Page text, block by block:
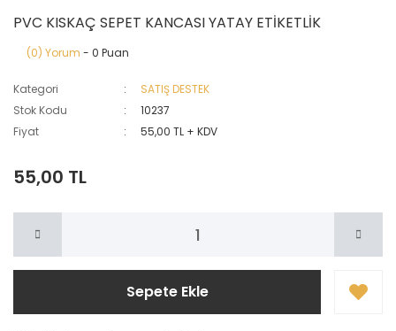
PVC KISKAÇ SEPET KANCASI YATAY ETİKETLİK
(0) Yorum - 0 Puan
Kategori
SATIŞ DESTEK
Stok Kodu
10237
Fiyat
55,00 TL + KDV
55,00 TL
Sepete Ekle